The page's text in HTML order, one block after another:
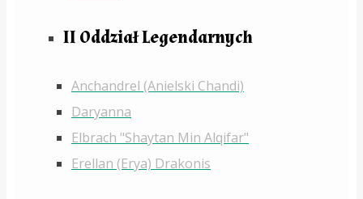
II Oddział Legendarnych
Anchandrel (Anielski Chandi)
Daryanna
Elbrach "Shaytan Min Alqifar"
Erellan (Erya) Drakonis